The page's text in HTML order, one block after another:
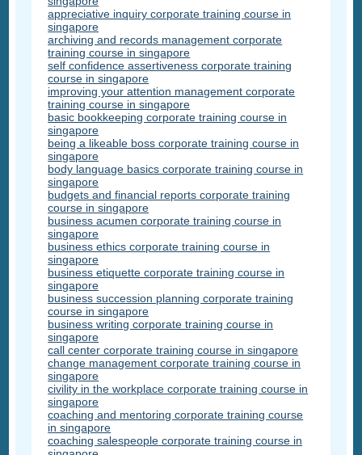
appreciative inquiry corporate training course in
singapore
archiving and records management corporate
training course in singapore
self confidence assertiveness corporate training
course in singapore
improving your attention management corporate
training course in singapore
basic bookkeeping corporate training course in
singapore
being a likeable boss corporate training course in
singapore
body language basics corporate training course in
singapore
budgets and financial reports corporate training
course in singapore
business acumen corporate training course in
singapore
business ethics corporate training course in
singapore
business etiquette corporate training course in
singapore
business succession planning corporate training
course in singapore
business writing corporate training course in
singapore
call center corporate training course in singapore
change management corporate training course in
singapore
civility in the workplace corporate training course in
singapore
coaching and mentoring corporate training course
in singapore
coaching salespeople corporate training course in